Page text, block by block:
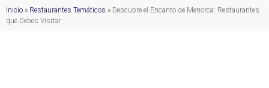
Inicio » Restaurantes Temáticos » Descubre el Encanto de Menorca: Restaurantes
que Debes Visitar